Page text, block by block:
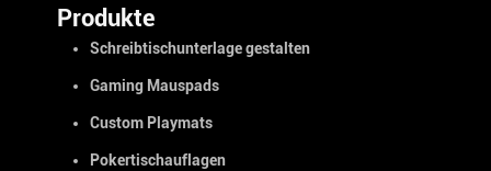
Produkte
Schreibtischunterlage gestalten
Gaming Mauspads
Custom Playmats
Pokertischauflagen